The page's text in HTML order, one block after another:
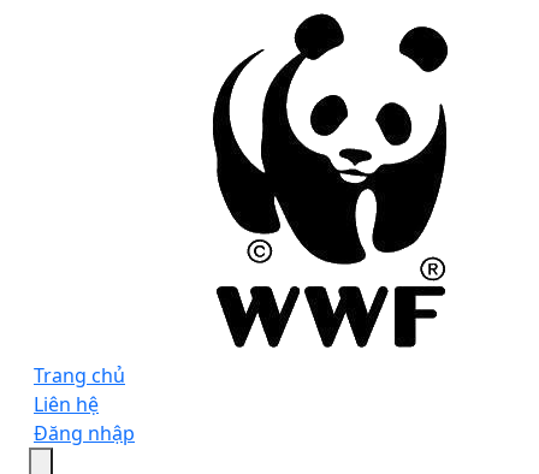
Trang chủ
Liên hệ
Đăng nhập